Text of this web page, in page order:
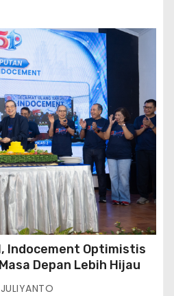
Indocement Optimistis
Depan Lebih Hijau